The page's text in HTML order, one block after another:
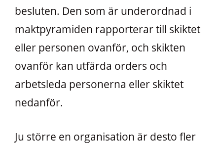
besluten. Den som är underordnad i
maktpyramiden rapporterar till skiktet
eller personen ovanför, och skikten
ovanför kan utfärda orders och
arbetsleda personerna eller skiktet
nedanför.
Ju större en organisation är desto fler